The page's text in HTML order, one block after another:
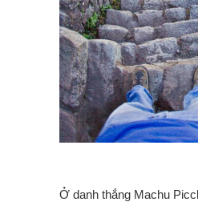
Ở danh thắng Machu